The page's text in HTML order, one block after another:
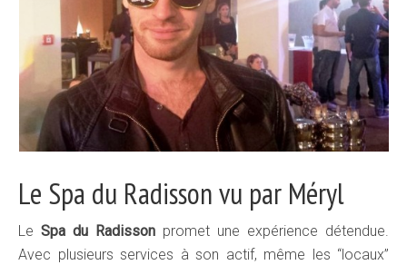
Le Spa du Radisson vu par Méryl
Le Spa du Radisson promet une expérience détendue.
Avec plusieurs services à son actif, même les “locaux”